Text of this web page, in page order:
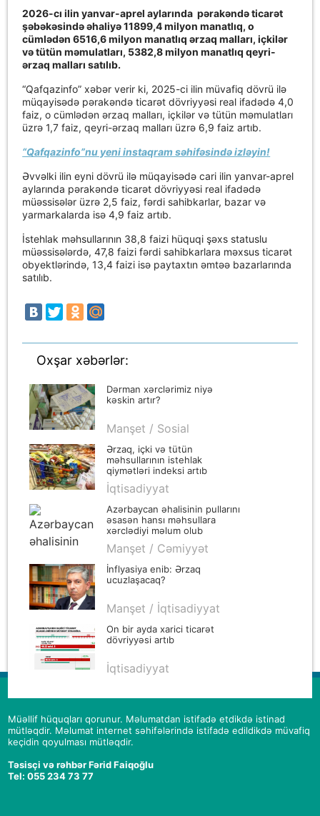
2026-cı ilin yanvar-aprel aylarında pərakəndə ticarət
şəbəkəsində əhaliyə 11899,4 milyon manatlıq, o
cümlədən 6516,6 milyon manatlıq ərzaq malları, içkilər
və tütün məmulatları, 5382,8 milyon manatlıq qeyri-
ərzaq malları satılıb.
“Qafqazinfo” xəbər verir ki, 2025-ci ilin müvafiq dövrü ilə
müqayisədə pərakəndə ticarət dövriyyəsi real ifadədə 4,0
faiz, o cümlədən ərzaq malları, içkilər və tütün məmulatları
üzrə 1,7 faiz, qeyri-ərzaq malları üzrə 6,9 faiz artıb.
“Qafqazinfo”nu yeni instaqram səhifəsində izləyin!
Əvvəlki ilin eyni dövrü ilə müqayisədə cari ilin yanvar-aprel
aylarında pərakəndə ticarət dövriyyəsi real ifadədə
müəssisələr üzrə 2,5 faiz, fərdi sahibkarlar, bazar və
yarmarkalarda isə 4,9 faiz artıb.
İstehlak məhsullarının 38,8 faizi hüquqi şəxs statuslu
müəssisələrdə, 47,8 faizi fərdi sahibkarlara məxsus ticarət
obyektlərində, 13,4 faizi isə paytaxtın əmtəə bazarlarında
satılıb.
Oxşar xəbərlər:
Dərman xərclərimiz niyə
kəskin artır?
Manşet / Sosial
Ərzaq, içki və tütün
məhsullarının istehlak
qiymətləri indeksi artıb
İqtisadiyyat
Azərbaycan əhalisinin pullarını
əsasən hansı məhsullara
xərclədiyi məlum olub
Manşet / Cəmiyyət
İnflyasiya enib: Ərzaq
ucuzlaşacaq?
Manşet / İqtisadiyyat
On bir ayda xarici ticarət
dövriyyəsi artıb
İqtisadiyyat
Müəllif hüquqları qorunur. Məlumatdan istifadə etdikdə istinad
mütləqdir. Məlumat internet səhifələrində istifadə edildikdə müvafiq
keçidin qoyulması mütləqdir.
Təsisçi və rəhbər Fərid Faiqoğlu
Tel: 055 234 73 77